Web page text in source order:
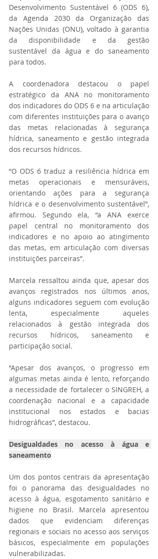
Desenvolvimento Sustentável 6 (ODS 6),
da Agenda 2030 da Organização das
Nações Unidas (ONU), voltado à garantia
da disponibilidade e da gestão
sustentável da água e do saneamento
para todos.
A coordenadora destacou o papel
estratégico da ANA no monitoramento
dos indicadores do ODS 6 e na articulação
com diferentes instituições para o avanço
das metas relacionadas à segurança
hídrica, saneamento e gestão integrada
dos recursos hídricos.
“O ODS 6 traduz a resiliência hídrica em
metas operacionais e mensuráveis,
orientando ações para a segurança
hídrica e o desenvolvimento sustentável”,
afirmou. Segundo ela, “a ANA exerce
papel central no monitoramento dos
indicadores e no apoio ao atingimento
das metas, em articulação com diversas
instituições parceiras”.
Marcela ressaltou ainda que, apesar dos
avanços registrados nos últimos anos,
alguns indicadores seguem com evolução
lenta, especialmente aqueles
relacionados à gestão integrada dos
recursos hídricos, saneamento e
participação social.
“Apesar dos avanços, o progresso em
algumas metas ainda é lento, reforçando
a necessidade de fortalecer o SINGREH, a
coordenação nacional e a capacidade
institucional nos estados e bacias
hidrográficas”, destacou.
Desigualdades no acesso à água e
saneamento
Um dos pontos centrais da apresentação
foi o panorama das desigualdades no
acesso à água, esgotamento sanitário e
higiene no Brasil. Marcela apresentou
dados que evidenciam diferenças
regionais e sociais no acesso aos serviços
básicos, especialmente em populações
vulnerabilizadas.